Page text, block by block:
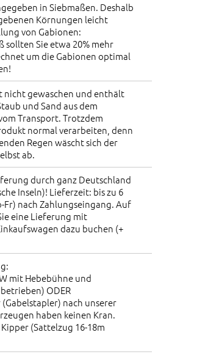
in Siebmaßen. Deshalb
Körnungen leicht
von Gabionen:
sollten Sie etwa 20% mehr
um die Gabionen optimal
nicht gewaschen und enthält
und Sand aus dem
Transport. Trotzdem
normal verarbeiten, denn
Regen wäscht sich der
ab.
durch ganz Deutschland
Inseln)! Lieferzeit: bis zu 6
nach Zahlungseingang. Auf
eine Lieferung mit
dazu buchen (+
mit Hebebühne und
ODER
nach unserer
haben keinen Kran.
(Sattelzug 16-18m